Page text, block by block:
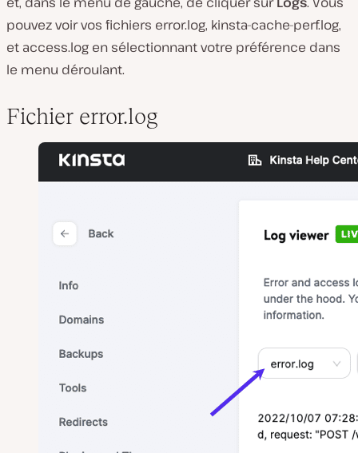
pouvez voir vos fichiers error.log, kinsta-cache-perf.log,
et access.log en sélectionnant votre préférence dans
le menu déroulant.
Fichier error.log